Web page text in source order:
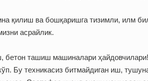
қилиш ва бошқаришга тизимли, илм
асрайлик.
ташиш машиналари ҳайдовчилари!
Бу техникасиз битмайдиган иш,